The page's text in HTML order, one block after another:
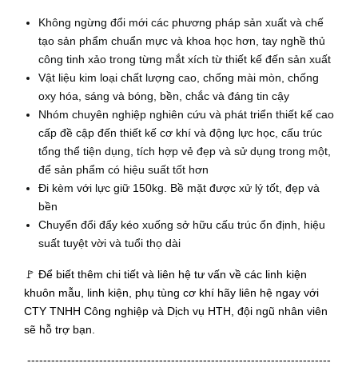
Không ngừng đổi mới các phương pháp sản xuất và chế
tạo sản phẩm chuẩn mực và khoa học hơn, tay nghề thủ
công tinh xảo trong từng mắt xích từ thiết kế đến sản xuất
Vật liệu kim loại chất lượng cao, chống mài mòn, chống
oxy hóa, sáng và bóng, bền, chắc và đáng tin cậy
Nhóm chuyên nghiệp nghiên cứu và phát triển thiết kế cao
cấp đề cập đến thiết kế cơ khí và động lực học, cấu trúc
tổng thể tiện dụng, tích hợp vẻ đẹp và sử dụng trong một,
để sản phẩm có hiệu suất tốt hơn
Đi kèm với lực giữ 150kg
Bề mặt được xử lý tốt, đẹp và
bền
Chuyển đổi đẩy kéo xuống sở hữu cấu trúc ổn định, hiệu
suất tuyệt vời và tuổi thọ dài
🚩 Để biết thêm chi tiết và liên hệ tư vấn về các linh kiện
khuôn mẫu, linh kiện, phụ tùng cơ khí hãy liên hệ ngay với
CTY TNHH Công nghiệp và Dịch vụ HTH, đội ngũ nhân viên
sẽ hỗ trợ bạn.
----------------------------------------------------------------------------